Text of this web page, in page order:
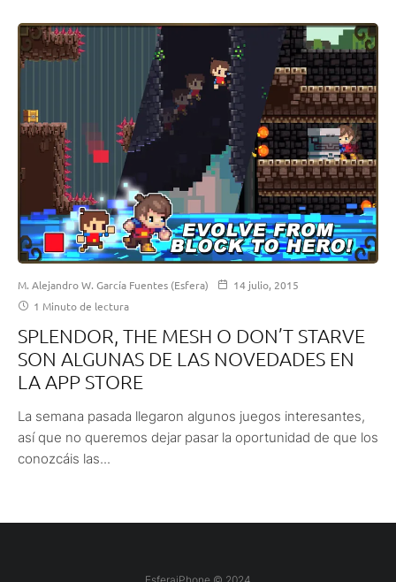
M. Alejandro W. García Fuentes (Esfera)
14 julio, 2015
1 Minuto de lectura
SPLENDOR, THE MESH O DON’T STARVE
SON ALGUNAS DE LAS NOVEDADES EN
LA APP STORE
La semana pasada llegaron algunos juegos interesantes,
así que no queremos dejar pasar la oportunidad de que los
conozcáis las...
EsferaiPhone © 2024